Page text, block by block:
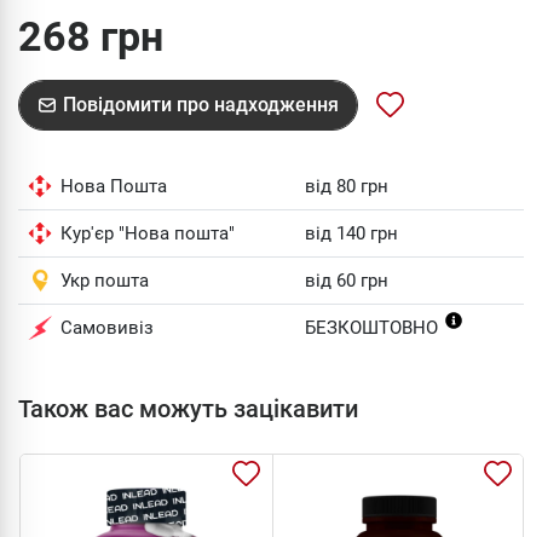
268 грн
Повідомити про надходження
Нова Пошта від 80 грн
Кур'єр "Нова пошта" від 140 грн
Укр пошта від 60 грн
Самовивіз БЕЗКОШТОВНО
Також вас можуть зацікавити